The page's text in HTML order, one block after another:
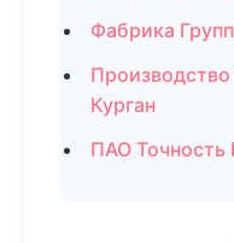
Фабрика
Курган
ПАО